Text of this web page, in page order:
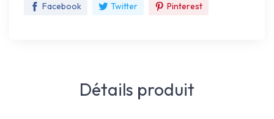
Facebook Twitter Pinterest
Détails produit